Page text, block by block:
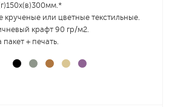
крученые или цветные текстильные.
крафт 90 гр/м2.
+ печать.